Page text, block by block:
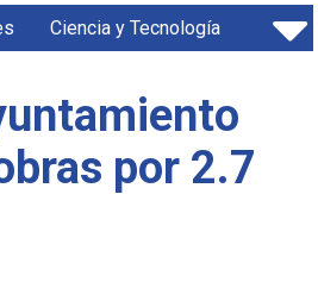
Ciencia y Tecnología
por 2.7